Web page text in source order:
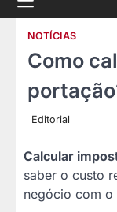
NOTÍCIAS
Como
Editorial
Calcular
saber o custo
negócio com